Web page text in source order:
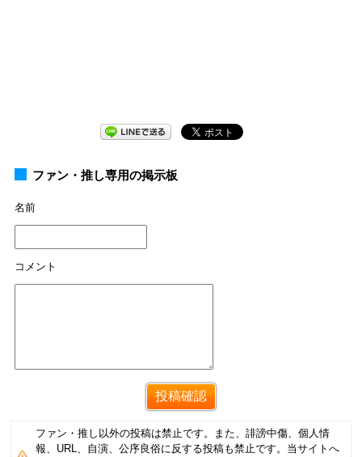
ファン・推し専用の掲示板
名前
コメント
ファン・推し以外の投稿は禁止です。また、誹謗中傷、個人情
報、URL、自演、公序良俗に反する投稿も禁止です。当サイトへ